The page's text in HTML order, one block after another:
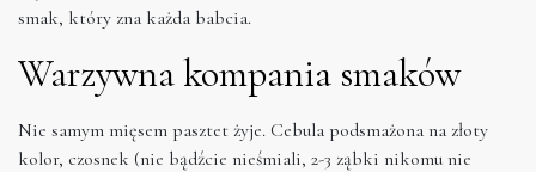
smak, który zna każda babcia.
Warzywna kompania smaków
Nie samym mięsem pasztet żyje. Cebula podsmażona na złoty
kolor, czosnek (nie bądźcie nieśmiali, 2-3 ząbki nikomu nie